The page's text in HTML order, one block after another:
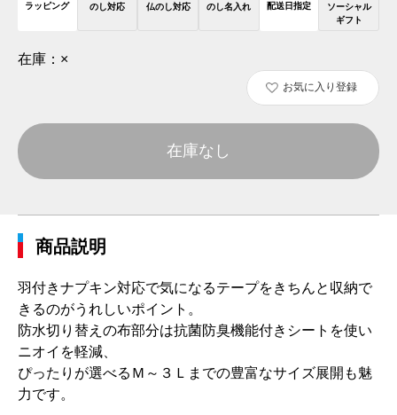
ラッピング のし対応 仏のし対応 のし名入れ 配送日指定
ソーシャル
ギフト
在庫： ×
お気に入り登録
在庫なし
商品説明
羽付きナプキン対応で気になるテープをきちんと収納で
きるのがうれしいポイント。
防水切り替えの布部分は抗菌防臭機能付きシートを使い
ニオイを軽減、
ぴったりが選べるＭ～３Ｌまでの豊富なサイズ展開も魅
力です。